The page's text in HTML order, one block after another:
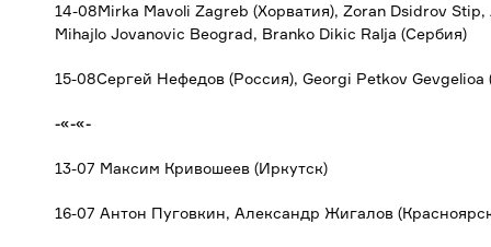
14-08Mirka Mavoli Zagreb (Хорватия), Zoran Dsidrov
Mihajlo Jovanovic Beograd, Branko Dikic Ralja (Сербия)
15-08Сергей Нефедов (Россия), Georgi Petkov
-«-«-
13-07 Максим Кривошеев (Иркутск)
16-07 Антон Пуговкин, Александр Жигалов